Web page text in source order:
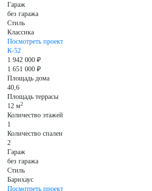
Гараж
без гаража
Стиль
Классика
Посмотреть проект
К-52
1 942 000 ₽
1 651 000 ₽
Площадь дома
40,6
Площадь террасы
12 м2
Количество этажей
1
Количество спален
2
Гараж
без гаража
Стиль
Барнхаус
Посмотреть проект